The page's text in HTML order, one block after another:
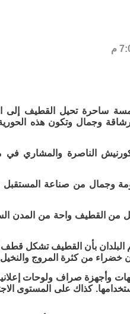
ساحرة تحيل القطيف إلى
وجمال وتكون هذه
الناصرة والمشاري في
وجمال من صناعة
من القطيف واحة من المدن
البلدان بأن القطيف تشكل قطف
خضراء من كثرة المروج والنخيل
وأجهزة صراف ولوحات
كذاك على المستوى